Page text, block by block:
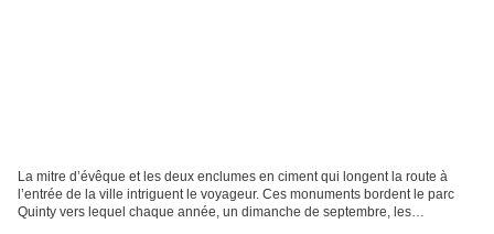
La mitre d’évêque et les deux enclumes en ciment qui longent la route à
l’entrée de la ville intriguent le voyageur. Ces monuments bordent le parc
Quinty vers lequel chaque année, un dimanche de septembre, les